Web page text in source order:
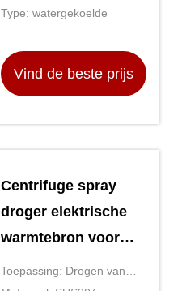
bedrijfsbehoeften
Type: watergekoelde
Vind de beste prijs
Centrifuge spray
droger elektrische
warmtebron voor
poeder 100kg
Toepassing: Drogen van